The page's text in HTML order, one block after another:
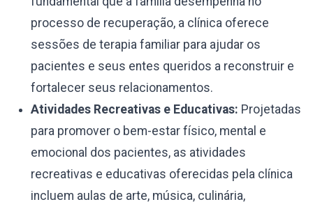
processo de recuperação, a clínica oferece
sessões de terapia familiar para ajudar os
pacientes e seus entes queridos a reconstruir e
fortalecer seus relacionamentos.
Atividades Recreativas e Educativas: Projetadas
para promover o bem-estar físico, mental e
emocional dos pacientes, as atividades
recreativas e educativas oferecidas pela clínica
incluem aulas de arte, música, culinária,